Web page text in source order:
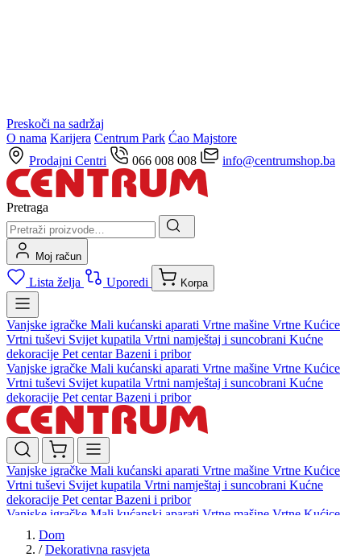
Preskoči na sadržaj
O nama Karijera Centrum Park Ćao Majstore
Prodajni Centri
066 008 008 info@centrumshop.ba
Pretraga
Moj račun
Lista želja Uporedi Korpa
Vanjske igračke Mali kućanski aparati Vrtne mašine Vrtne Kućice
Vrtni tuševi Svijet kupatila Vrtni namještaj i suncobrani Kućne
dekoracije Pet centarBazeni i pribor
Vanjske igračke Mali kućanski aparati Vrtne mašine Vrtne Kućice
Vrtni tuševi Svijet kupatila Vrtni namještaj i suncobrani Kućne
dekoracije Pet centarBazeni i pribor
Vanjske igračke Mali kućanski aparati Vrtne mašine Vrtne Kućice
Vrtni tuševi Svijet kupatila Vrtni namještaj i suncobrani Kućne
dekoracije Pet centarBazeni i pribor
Vanjske igračke Mali kućanski aparati Vrtne mašine Vrtne Kućice
Vrtni tuševi
dekoracijePet centar Bazeni i pribor
Dom
/ Dekorativna rasvjeta